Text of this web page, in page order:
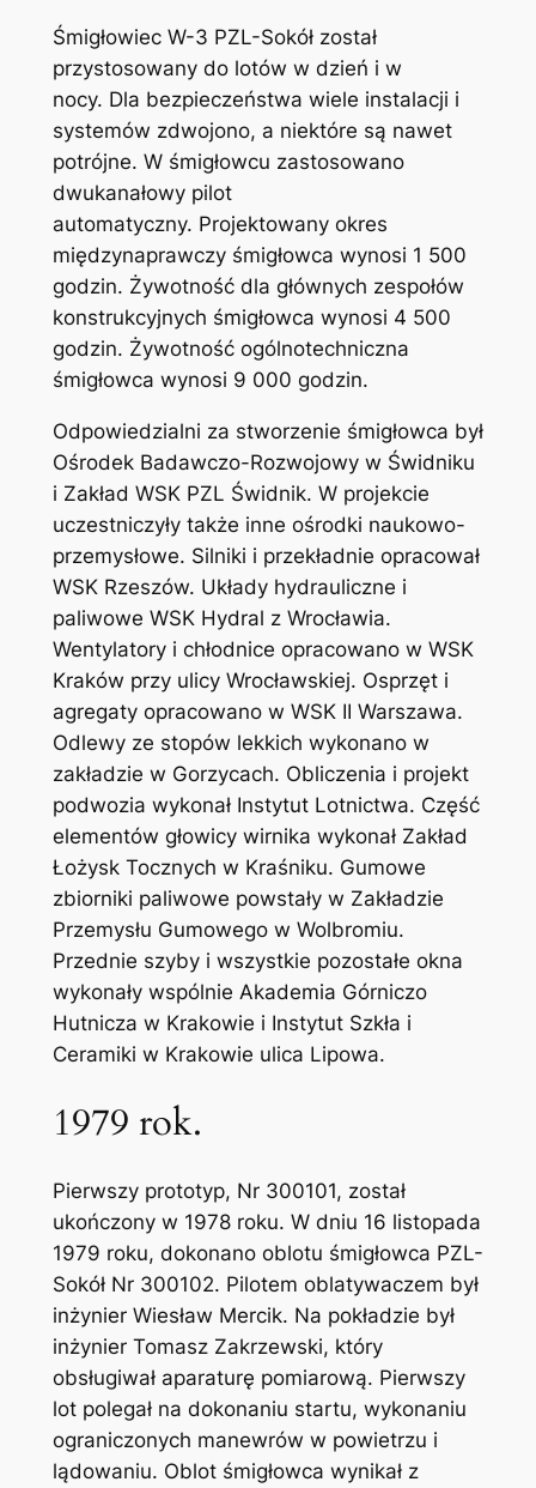
Śmigłowiec W-3 PZL-Sokół został
przystosowany do lotów w dzień i w
nocy. Dla bezpieczeństwa wiele instalacji i
systemów zdwojono, a niektóre są nawet
potrójne. W śmigłowcu zastosowano
dwukanałowy pilot
automatyczny. Projektowany okres
międzynaprawczy śmigłowca wynosi 1 500
godzin. Żywotność dla głównych zespołów
konstrukcyjnych śmigłowca wynosi 4 500
godzin. Żywotność ogólnotechniczna
śmigłowca wynosi 9 000 godzin.
Odpowiedzialni za stworzenie śmigłowca był
Ośrodek Badawczo-Rozwojowy w Świdniku
i Zakład WSK PZL Świdnik. W projekcie
uczestniczyły także inne ośrodki naukowo-
przemysłowe. Silniki i przekładnie opracował
WSK Rzeszów. Układy hydrauliczne i
paliwowe WSK Hydral z Wrocławia.
Wentylatory i chłodnice opracowano w WSK
Kraków przy ulicy Wrocławskiej. Osprzęt i
agregaty opracowano w WSK II Warszawa.
Odlewy ze stopów lekkich wykonano w
zakładzie w Gorzycach. Obliczenia i projekt
podwozia wykonał Instytut Lotnictwa. Część
elementów głowicy wirnika wykonał Zakład
Łożysk Tocznych w Kraśniku. Gumowe
zbiorniki paliwowe powstały w Zakładzie
Przemysłu Gumowego w Wolbromiu.
Przednie szyby i wszystkie pozostałe okna
wykonały wspólnie Akademia Górniczo
Hutnicza w Krakowie i Instytut Szkła i
Ceramiki w Krakowie ulica Lipowa.
1979 rok.
Pierwszy prototyp, Nr 300101, został
ukończony w 1978 roku. W dniu 16 listopada
1979 roku, dokonano oblotu śmigłowca PZL-
Sokół Nr 300102. Pilotem oblatywaczem był
inżynier Wiesław Mercik. Na pokładzie był
inżynier Tomasz Zakrzewski, który
obsługiwał aparaturę pomiarową. Pierwszy
lot polegał na dokonaniu startu, wykonaniu
ograniczonych manewrów w powietrzu i
lądowaniu. Oblot śmigłowca wynikał z